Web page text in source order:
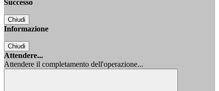
Successo
Chiudi
Informazione
Chiudi
Attendere...
Attendere il completamento dell'operazione...